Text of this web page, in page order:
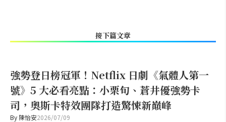
接下篇文章
強勢登日榜冠軍！Netflix 日劇《氣體人第一
號》5 大必看亮點：小栗旬、蒼井優強勢卡
司，奧斯卡特效團隊打造驚悚新巔峰
By 陳怡安2026/07/09